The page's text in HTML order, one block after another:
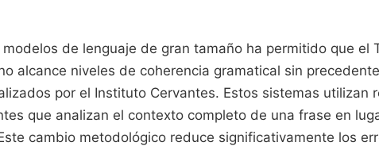
de lenguaje de gran tamaño ha permitido que el
alcance niveles de coherencia gramatical sin
por el Instituto Cervantes. Estos sistemas utilizan
que analizan el contexto completo de una frase en
cambio metodológico reduce significativamente los